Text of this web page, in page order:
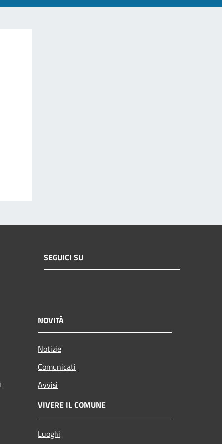
SEGUICI SU
NOVITÀ
Notizie
Comunicati
Avvisi
VIVERE IL COMUNE
Luoghi